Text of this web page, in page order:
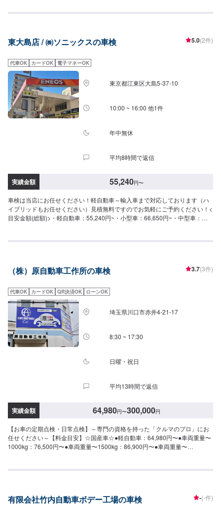
東大島店 / ㈱ソニックスの車検 5.0(2件)
代車OK カードOK 電子マネーOK
東京都江東区大島5-37-10
10:00 ~ 16:00 他1件
年中無休
平均8時間で返信
実績金額 55,240円〜
車検は当店にお任せください！軽自動車～輸入車まで対応しております（ハ
イブリッドもお任せください）見積無料ですのでお気軽にご予約ください！<
目安金額(総額)>・軽自動車：55,240円~・小型車：66,650円~・中型車：
（株）原自動車工作所の車検 3.7(3件)
代車OK カードOK QR決済OK ローンOK
埼玉県川口市赤井4-21-17
8:30 ~ 17:30
日曜・祝日
平均13時間で返信
実績金額 64,980円〜300,000円
【お車の定期点検・日常点検】～専門の資格を持った「クルマのプロ」にお
任せください～【料金目安】☆国産車☆●軽自動車：64,980円〜●車両重量〜
1000kg：76,500円〜●車両重量〜1500kg：86,900円〜●車両重量〜
2000kg：104,960円〜●車両重量〜2500kg：118,760円〜※年式、車種によっ
は、別途追加料金が発生致します。【作業実績】ホンダフィット109,006円
有限会社竹内自動車ボデー工場の車検 -(-件)